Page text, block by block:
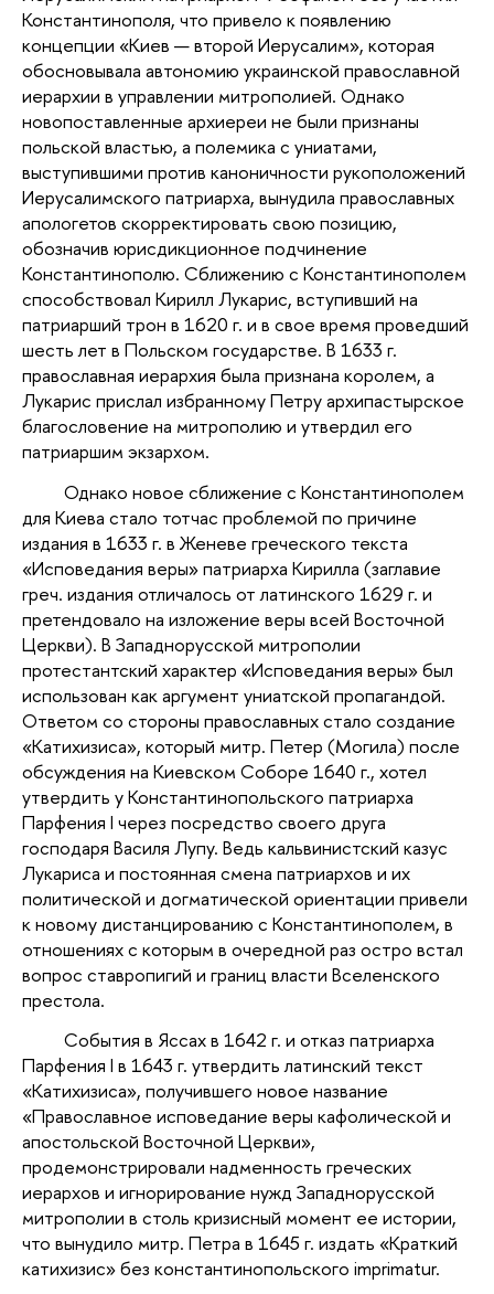
Константинополя, что привело к появлению
концепции «Киев — второй Иерусалим», которая
обосновывала автономию украинской православной
иерархии в управлении митрополией. Однако
новопоставленные архиереи не были признаны
польской властью, а полемика с униатами,
выступившими против каноничности рукоположений
Иерусалимского патриарха, вынудила православных
апологетов скорректировать свою позицию,
обозначив юрисдикционное подчинение
Константинополю. Сближению с Константинополем
способствовал Кирилл Лукарис, вступивший на
патриарший трон в 1620 г. и в свое время проведший
шесть лет в Польском государстве. В 1633 г.
православная иерархия была признана королем, а
Лукарис прислал избранному Петру архипастырское
благословение на митрополию и утвердил его
патриаршим экзархом.
Однако новое сближение с Константинополем
для Киева стало тотчас проблемой по причине
издания в 1633 г. в Женеве греческого текста
«Исповедания веры» патриарха Кирилла (заглавие
греч. издания отличалось от латинского 1629 г. и
претендовало на изложение веры всей Восточной
Церкви). В Западнорусской митрополии
протестантский характер «Исповедания веры» был
использован как аргумент униатской пропагандой.
Ответом со стороны православных стало создание
«Катихизиса», который митр. Петер (Могила) после
обсуждения на Киевском Соборе 1640 г., хотел
утвердить у Константинопольского патриарха
Парфения I через посредство своего друга
господаря Василя Лупу. Ведь кальвинистский казус
Лукариса и постоянная смена патриархов и их
политической и догматической ориентации привели
к новому дистанцированию с Константинополем, в
отношениях с которым в очередной раз остро встал
вопрос ставропигий и границ власти Вселенского
престола.
События в Яссах в 1642 г. и отказ патриарха
Парфения I в 1643 г. утвердить латинский текст
«Катихизиса», получившего новое название
«Православное исповедание веры кафолической и
апостольской Восточной Церкви»,
продемонстрировали надменность греческих
иерархов и игнорирование нужд Западнорусской
митрополии в столь кризисный момент ее истории,
что вынудило митр. Петра в 1645 г. издать «Краткий
катихизис» без константинопольского imprimatur.